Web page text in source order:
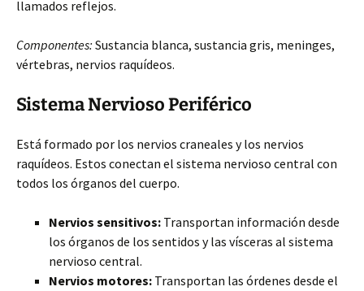
llamados reflejos.
Componentes: Sustancia blanca, sustancia gris, meninges,
vértebras, nervios raquídeos.
Sistema Nervioso Periférico
Está formado por los nervios craneales y los nervios
raquídeos. Estos conectan el sistema nervioso central con
todos los órganos del cuerpo.
Nervios sensitivos: Transportan información desde
los órganos de los sentidos y las vísceras al sistema
nervioso central.
Nervios motores: Transportan las órdenes desde el